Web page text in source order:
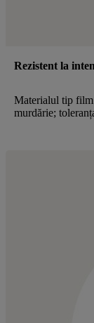
Rezistent la
Materialul tip film
murdărie;